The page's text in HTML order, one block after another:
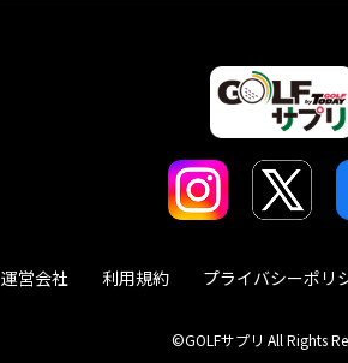
運営会社 利用規約 プライバシーポリ
©GOLFサプリ All Rights